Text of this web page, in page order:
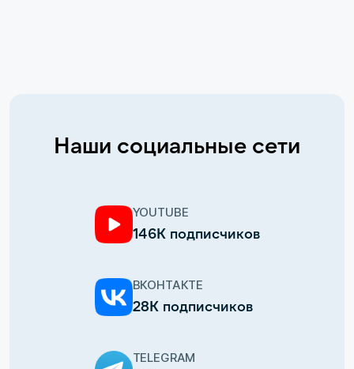
Наши социальные сети
YOUTUBE
146К подписчиков
ВКОНТАКТЕ
28К подписчиков
TELEGRAM